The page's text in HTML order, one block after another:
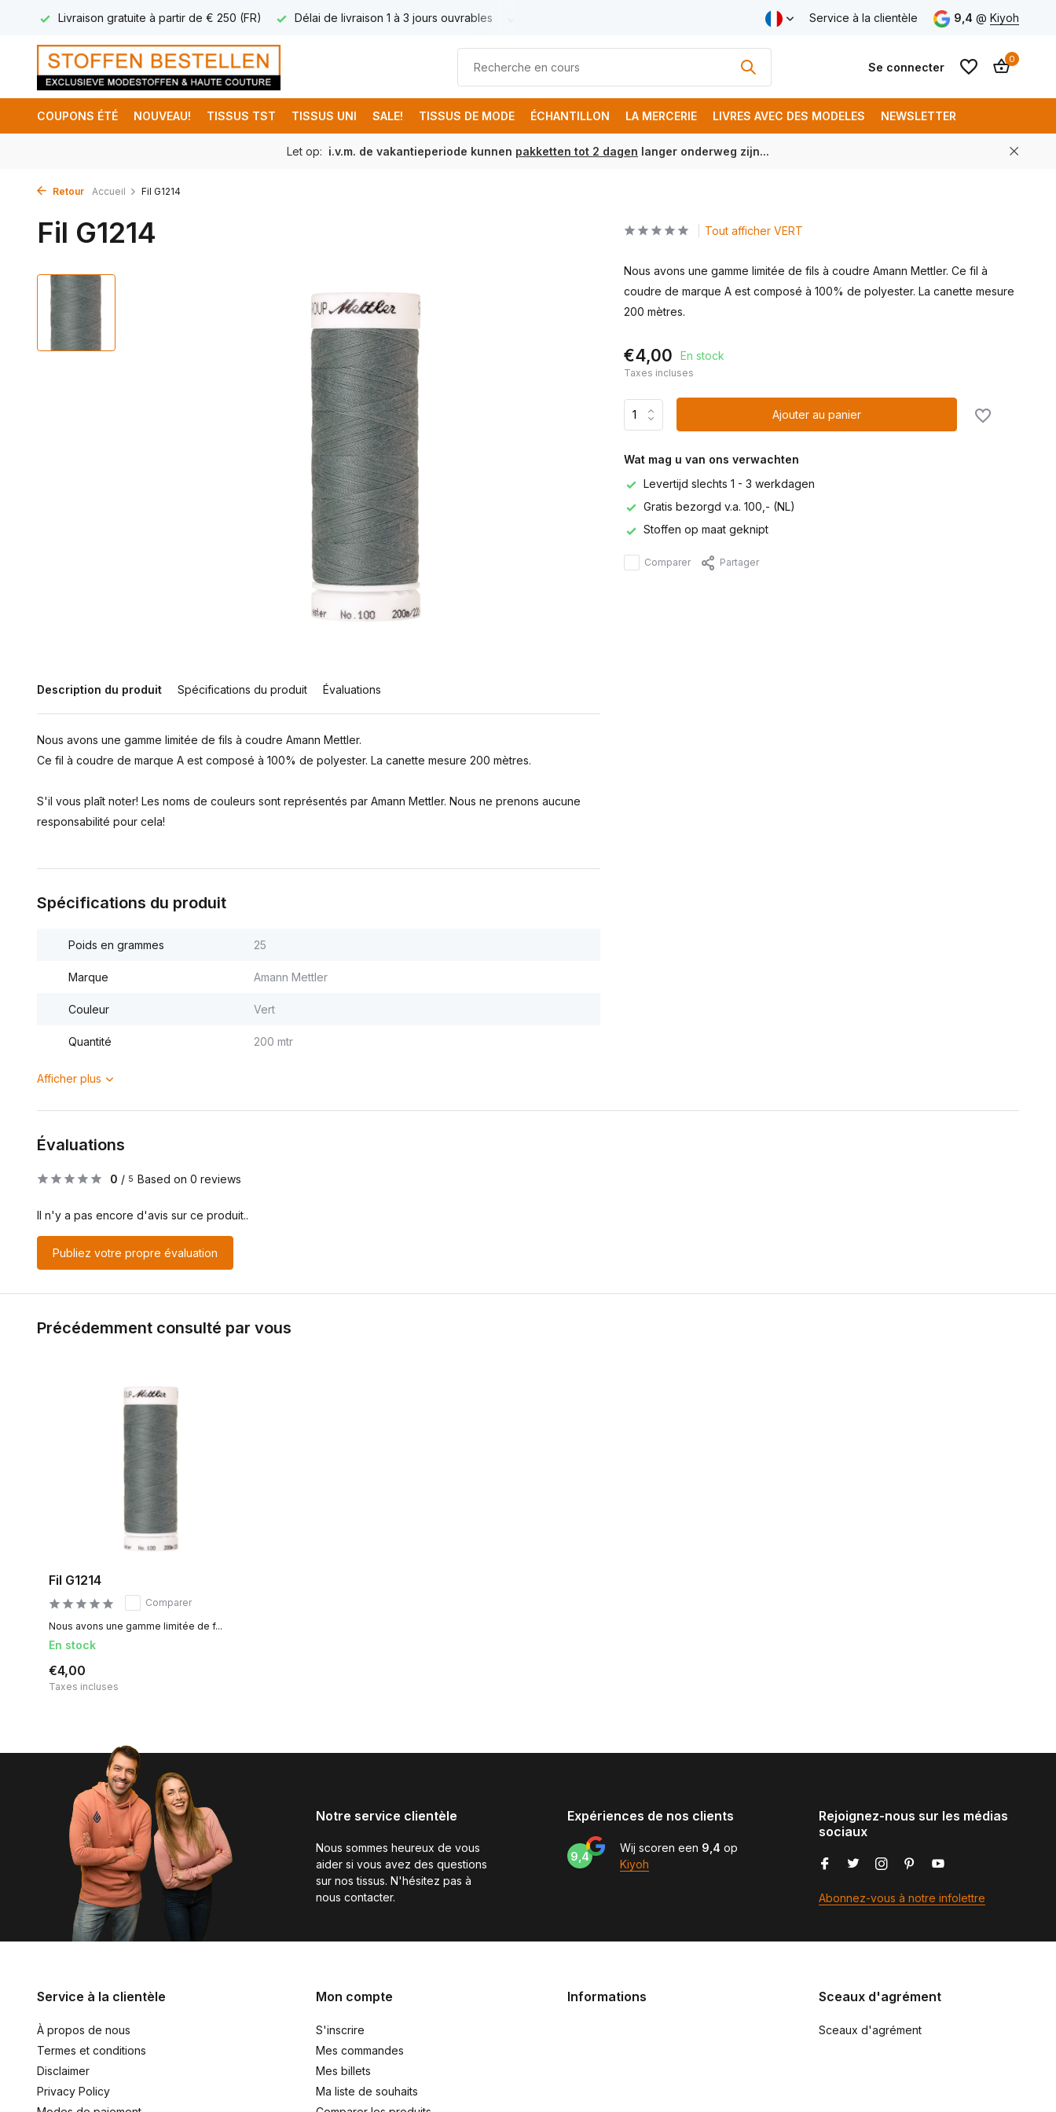
Livraison gratuite à partir de € 250 (FR) Délai de livraison 1 à 3 jours ouvrables Livraison gratuite à partir de € 250 (FR)
Service à la clientèle 9,4 @ Kiyoh
Se connecter
0
COUPONS ÉTÉ NOUVEAU! TISSUS TST TISSUS UNI SALE! TISSUS DE MODE ÉCHANTILLON LA MERCERIE LIVRES AVEC DES MODELES NEWSLETTER
Let op: i.v.m. de vakantieperiode kunnen pakketten tot 2 dagen langer onderweg zijn...
Retour Accueil Fil G1214
Fil G1214
Description du produit Spécifications du produit Évaluations
Nous avons une gamme limitée de fils à coudre Amann Mettler.
Ce fil à coudre de marque A est composé à 100% de polyester. La canette mesure 200 mètres.
S'il vous plaît noter! Les noms de couleurs sont représentés par Amann Mettler. Nous ne prenons aucune
responsabilité pour cela!
Spécifications du produit
Poids en grammes 25
Marque Amann Mettler
Couleur Vert
Quantité 200 mtr
Afficher plus
Tout afficher VERT
Nous avons une gamme limitée de fils à coudre Amann Mettler. Ce fil à
coudre de marque A est composé à 100% de polyester. La canette mesure
200 mètres.
€4,00 En stock
Taxes incluses
Ajouter au panier
Wat mag u van ons verwachten
Levertijd slechts 1 - 3 werkdagen
Gratis bezorgd v.a. 100,- (NL)
Stoffen op maat geknipt
Comparer Partager
Évaluations
0 / 5 Based on 0 reviews
Il n'y a pas encore d'avis sur ce produit..
Publiez votre propre évaluation
Précédemment consulté par vous
Fil G1214
Comparer
Nous avons une gamme limitée de f...
En stock
€4,00
Taxes incluses
Notre service clientèle
Nous sommes heureux de vous
aider si vous avez des questions
sur nos tissus. N'hésitez pas à
nous contacter.
Expériences de nos clients
9,4
Wij scoren een 9,4 op
Kiyoh
Rejoignez-nous sur les médias
sociaux
Abonnez-vous à notre infolettre
Service à la clientèle
À propos de nous
Termes et conditions
Disclaimer
Privacy Policy
Mon compte
S'inscrire
Mes commandes
Mes billets
Ma liste de souhaits
Informations Sceaux d'agrément
Sceaux d'agrément